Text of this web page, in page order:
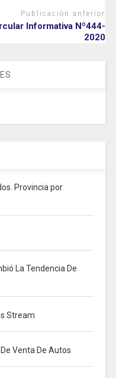
Publicación anterior
Informativa Nº444-
2020
Provincia por
La Tendencia De
Stream
Venta De Autos